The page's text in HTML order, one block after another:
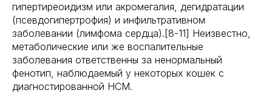
гипертиреоидизм или акромегалия, дегидратации
(псевдогипертрофия) и инфильтративном
заболевании (лимфома сердца).[8-11] Неизвестно,
метаболические или же воспалительные
заболевания ответственны за ненормальный
фенотип, наблюдаемый у некоторых кошек с
диагностированной HCM.